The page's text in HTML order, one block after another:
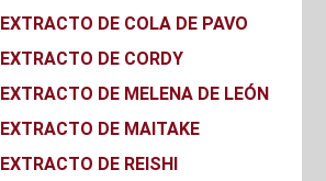
EXTRACTO DE COLA DE PAVO
EXTRACTO DE CORDY
EXTRACTO DE MELENA DE LEÓN
EXTRACTO DE MAITAKE
EXTRACTO DE REISHI